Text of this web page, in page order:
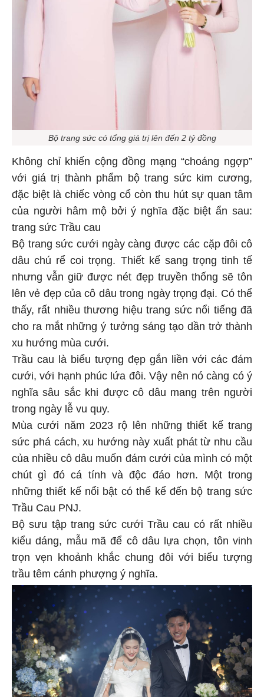
Bộ trang sức có tổng giá trị lên đến 2 tỷ đồng
Không chỉ khiến cộng đồng mạng “choáng ngợp”
với giá trị thành phẩm bộ trang sức kim cương,
đặc biệt là chiếc vòng cổ còn thu hút sự quan tâm
của người hâm mộ bởi ý nghĩa đặc biệt ẩn sau:
trang sức Trầu cau
Bộ trang sức cưới ngày càng được các cặp đôi cô
dâu chú rể coi trọng. Thiết kế sang trọng tinh tế
nhưng vẫn giữ được nét đẹp truyền thống sẽ tôn
lên vẻ đẹp của cô dâu trong ngày trọng đại. Có thể
thấy, rất nhiều thương hiệu trang sức nổi tiếng đã
cho ra mắt những ý tưởng sáng tạo dần trở thành
xu hướng mùa cưới.
Trầu cau là biểu tượng đẹp gắn liền với các đám
cưới, với hạnh phúc lứa đôi. Vậy nên nó càng có ý
nghĩa sâu sắc khi được cô dâu mang trên người
trong ngày lễ vu quy.
Mùa cưới năm 2023 rộ lên những thiết kế trang
sức phá cách, xu hướng này xuất phát từ nhu cầu
của nhiều cô dâu muốn đám cưới của mình có một
chút gì đó cá tính và độc đáo hơn. Một trong
những thiết kế nổi bật có thể kể đến bộ trang sức
Trầu Cau PNJ.
Bộ sưu tập trang sức cưới Trầu cau có rất nhiều
kiểu dáng, mẫu mã để cô dâu lựa chọn, tôn vinh
trọn vẹn khoảnh khắc chung đôi với biểu tượng
trầu têm cánh phượng ý nghĩa.